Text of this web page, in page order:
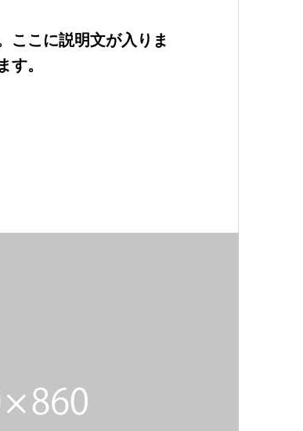
ここに説明文が入りま
。